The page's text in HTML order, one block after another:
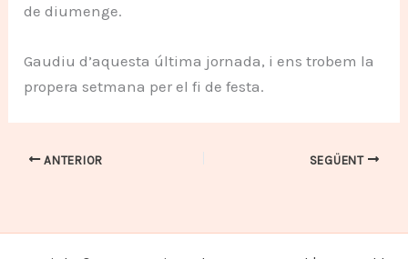
de diumenge.
Gaudiu d’aquesta última jornada, i ens trobem la
propera setmana per el fi de festa.
ANTERIOR SEGÜENT